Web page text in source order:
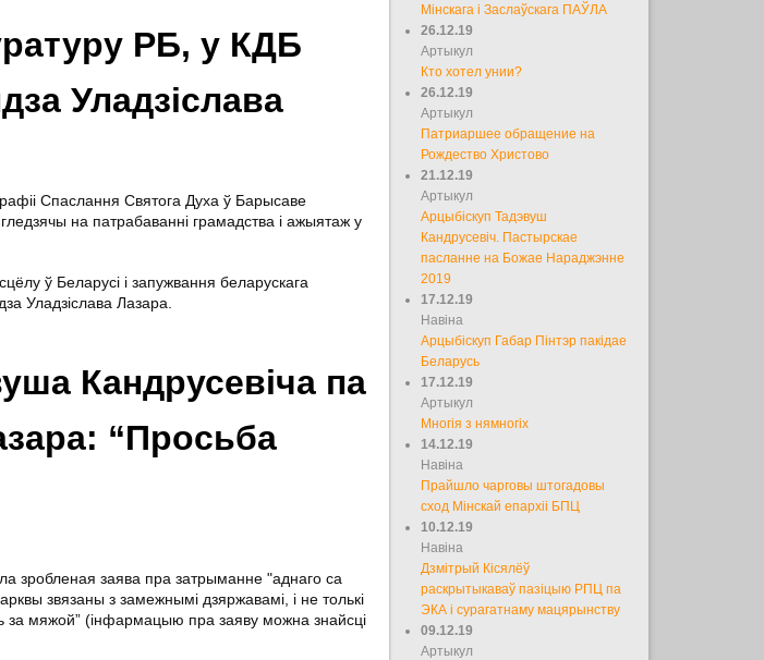
РБ, у КДБ
Уладзіслава
Спаслання Святога Духа ў Барысаве
на патрабаванні грамадства і ажыятаж у
ў Беларусі і запужвання беларускага
Уладзіслава Лазара.
Кандрусевіча па
“Просьба
зробленая заява пра затрыманне "аднаго са
звязаны з замежнымі дзяржавамі, і не толькі
за мяжой” (інфармацыю пра заяву можна знайсці
Мінскага і Заслаўскага ПАЎЛА
26.12.19
Артыкул
Кто хотел унии?
26.12.19
Артыкул
Патриаршее обращение на
Рождество Христово
21.12.19
Артыкул
Арцыбіскуп Тадэвуш
Кандрусевіч. Пастырскае
пасланне на Божае Нараджэнне
2019
17.12.19
Навіна
Арцыбіскуп Габар Пінтэр пакідае
Беларусь
17.12.19
Артыкул
Многія з нямногіх
14.12.19
Навіна
Прайшло чарговы штогадовы
сход Мінскай епархіі БПЦ
10.12.19
Навіна
Дзмітрый Кісялёў
раскрытыкаваў пазіцыю РПЦ па
ЭКА і сурагатнаму мацярынству
09.12.19
Артыкул